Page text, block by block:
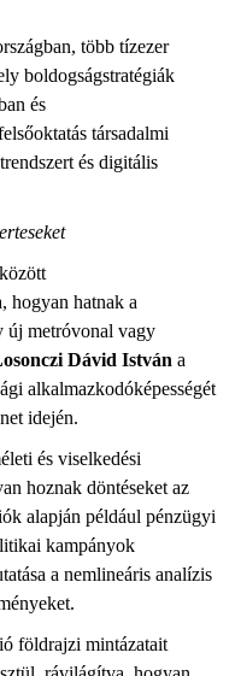
több tízezer
boldogságstratégiák
és
társadalmi
és digitális
hogyan hatnak a
új metróvonal vagy
Dávid István a
alkalmazkodóképességét
idején.
és viselkedési
hoznak döntéseket az
alapján például pénzügyi
kampányok
a nemlineáris analízis
földrajzi mintázatait